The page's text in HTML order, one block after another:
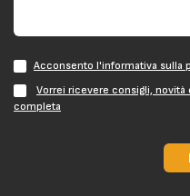
Acconsento l'informativa sulla
Vorrei ricevere consigli,
completa